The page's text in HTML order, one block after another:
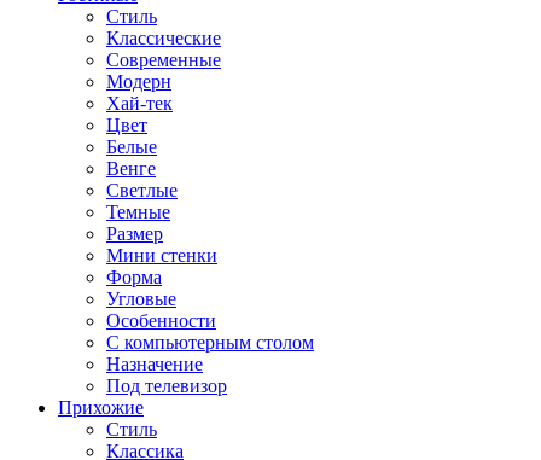
Стиль
Классические
Современные
Модерн
Хай-тек
Цвет
Белые
Венге
Светлые
Темные
Размер
Мини стенки
Форма
Угловые
Особенности
С компьютерным столом
Назначение
Под телевизор
Прихожие
Стиль
Классика